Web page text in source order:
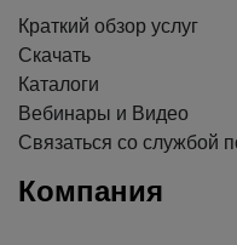
Краткий обзор услуг
Скачать
Каталоги
Вебинары и Видео
Связаться со службой
Компания